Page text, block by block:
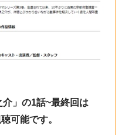
介」の1話~最終回は
可能です。